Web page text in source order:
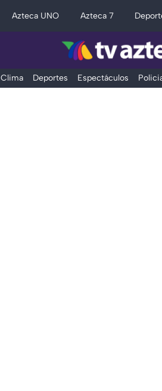
Azteca UNO Azteca 7
Clima Deportes Espectáculos